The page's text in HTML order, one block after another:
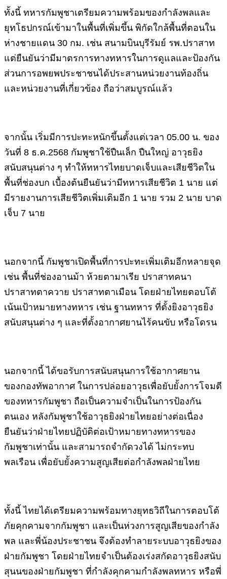
ทั้งนี้ ทหารกัมพูชาเตรียมความพร้อมของกำลังพลและ
ยุทโธปกรณ์เข้ามาในพื้นที่เพิ่มขึ้น พิกัดใกล้พื้นที่ตอนใน
ห่างชายแดน 30 กม. เช่น สนามบินบุรีรัมย์ รพ.ปราสาท
แต่ยืนยันว่ามีมาตรการทางทหารในการดูแลและป้องกัน
ส่วนการอพยพประชาชนได้ประสานหน่วยงานท้องถิ่น
และหน่วยงานที่เกี่ยวข้อง ถือว่าสมบูรณ์แล้ว
จากนั้น เริ่มมีการปะทะหนักขึ้นตั้งแต่เวลา 05.00 น. ของ
วันที่ 8 ธ.ค.2568 กัมพูชาใช้ปืนเล็ก ปืนใหญ่ อาวุธยิง
สนับสนุนต่าง ๆ ทำให้ทหารไทยบาดเจ็บและเสียชีวิตใน
พื้นที่ช่องบก เบื้องต้นยืนยันว่ามีทหารเสียชีวิต 1 นาย แต่
มีรายงานการเสียชีวิตเพิ่มเติมอีก 1 นาย รวม 2 นาย บาด
เจ็บ 7 นาย
นอกจากนี้ กัมพูชาเปิดพื้นที่การปะทะเพิ่มเติมอีกหลายจุด
เช่น พื้นที่ช่องอานม้า ห้วยตามาเรีย ปราสาทคนา
ปราสาทตาควาย ปราสาทตาเมือน โดยฝ่ายไทยตอบโต้
เน้นเป้าหมายทางทหาร เช่น ฐานทหาร ที่ตั้งยิงอาวุธยิง
สนับสนุนต่าง ๆ และที่ตั้งอากาศยานไร้คนขับ หรือโดรน
นอกจากนี้ ได้ขอรับการสนับสนุนการใช้อากาศยาน
ของกองทัพอากาศ ในการปล่อยอาวุธเพื่อยับยั้งการโจมตี
ของทหารกัมพูชา ถือเป็นความจำเป็นในการป้องกัน
ตนเอง หลังกัมพูชาใช้อาวุธยิงฝ่ายไทยอย่างต่อเนื่อง
ยืนยันว่าฝ่ายไทยปฏิบัติต่อเป้าหมายทางทหารของ
กัมพูชาเท่านั้น และสามารถจำกัดวงได้ ไม่กระทบ
พลเรือน เพื่อยับยั้งความสูญเสียต่อกำลังพลฝ่ายไทย
ทั้งนี้ ไทยได้เตรียมความพร้อมทางยุทธวิถีในการตอบโต้
ภัยคุกคามจากกัมพูชา และเป็นห่วงการสูญเสียของกำลัง
พล และพี่น้องประชาชน จึงต้องทำลายระบบอาวุธยิงของ
ฝ่ายกัมพูชา โดยฝ่ายไทยจำเป็นต้องเร่งสกัดอาวุธยิงสนับ
สุนนของฝ่ายกัมพูชา ที่กำลังคุกคามกำลังพลทหาร หรือพี่